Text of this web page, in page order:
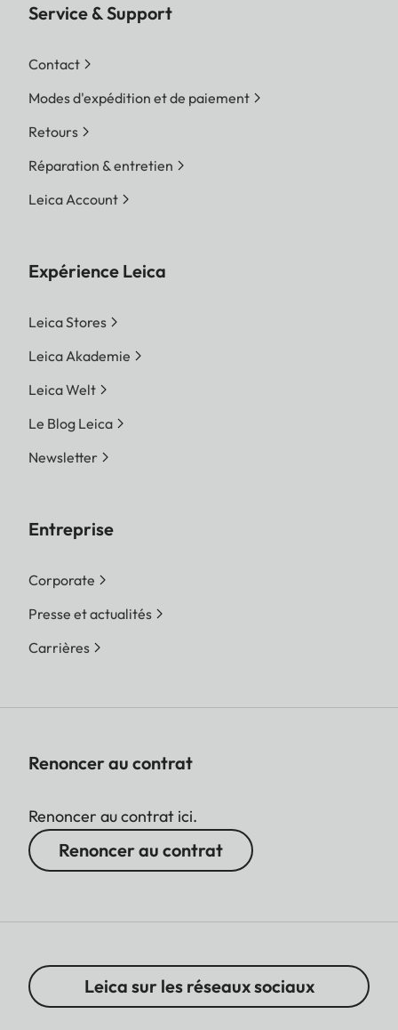
Service & Support
Contact
Modes d'expédition et de paiement
Retours
Réparation & entretien
Leica Account
Expérience Leica
Leica Stores
Leica Akademie
Leica Welt
Le Blog Leica
Newsletter
Entreprise
Corporate
Presse et actualités
Carrières
Renoncer au contrat
Renoncer au contrat ici.
Renoncer au contrat
Leica sur les réseaux sociaux